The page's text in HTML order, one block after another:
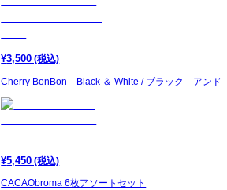
¥3,500 (税込)
Cherry BonBon Black ＆ White / ブラック アンド
¥5,450 (税込)
CACAObroma 6枚アソートセット